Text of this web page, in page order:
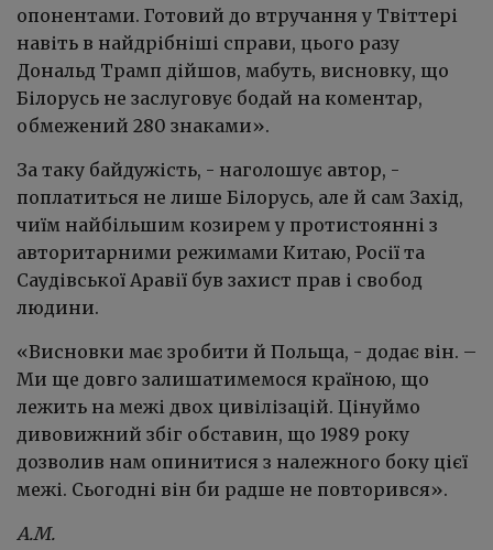
опонентами. Готовий до втручання у Твіттері
навіть в найдрібніші справи, цього разу
Дональд Трамп дійшов, мабуть, висновку, що
Білорусь не заслуговує бодай на коментар,
обмежений 280 знаками».
За таку байдужість, - наголошує автор, -
поплатиться не лише Білорусь, але й сам Захід,
чиїм найбільшим козирем у протистоянні з
авторитарними режимами Китаю, Росії та
Саудівської Аравії був захист прав і свобод
людини.
«Висновки має зробити й Польща, - додає він. –
Ми ще довго залишатимемося країною, що
лежить на межі двох цивілізацій. Цінуймо
дивовижний збіг обставин, що 1989 року
дозволив нам опинитися з належного боку цієї
межі. Сьогодні він би радше не повторився».
А.М.